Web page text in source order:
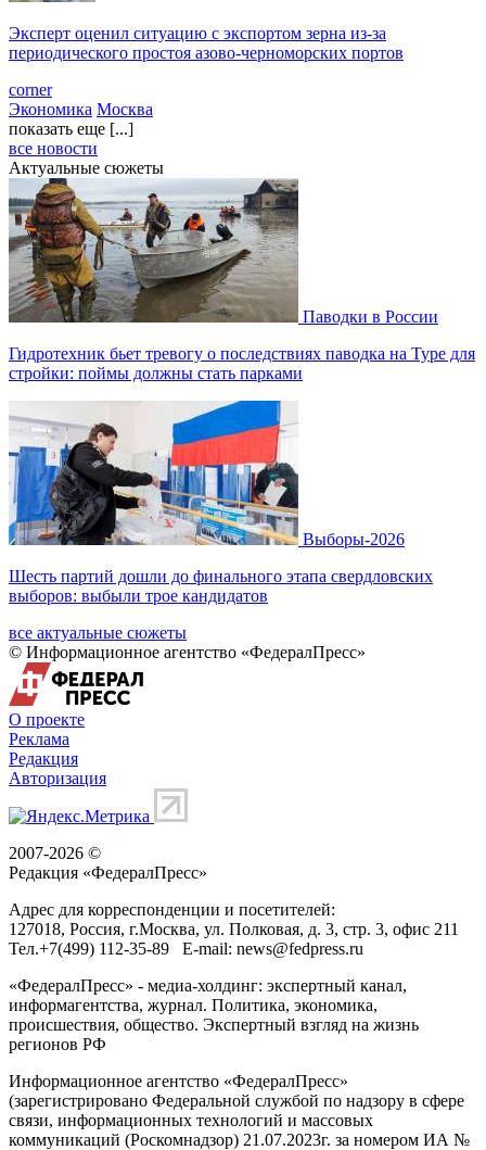
Эксперт оценил ситуацию с экспортом зерна из-за
периодического простоя азово-черноморских портов
corner
Экономика Москва
показать еще [...]
все новости
Актуальные сюжеты
Паводки в России
Гидротехник бьет тревогу о последствиях паводка на Туре для
стройки: поймы должны стать парками
Выборы-2026
Шесть партий дошли до финального этапа свердловских
выборов: выбыли трое кандидатов
все актуальные сюжеты
© Информационное агентство «ФедералПресс»
О проекте
Реклама
Редакция
Авторизация
2007-2026 ©
Редакция «ФедералПресс»
Адрес для корреспонденции и посетителей:
127018, Россия, г.Москва, ул. Полковая, д. 3, стр. 3, офис 211
Тел.+7(499) 112-35-89 E-mail: news@fedpress.ru
«ФедералПресс» - медиа-холдинг: экспертный канал,
информагентства, журнал. Политика, экономика,
происшествия, общество. Экспертный взгляд на жизнь
регионов РФ
Информационное агентство «ФедералПресс»
(зарегистрировано Федеральной службой по надзору в сфере
связи, информационных технологий и массовых
коммуникаций (Роскомнадзор) 21.07.2023г. за номером ИА №